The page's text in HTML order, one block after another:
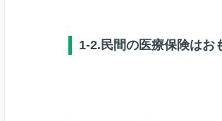
1-2.民間の医療保険はお